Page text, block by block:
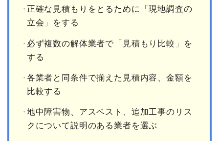
正確な見積もりをとるために「現地調査の
立会」をする
必ず複数の解体業者で「見積もり比較」を
する
各業者と同条件で揃えた見積内容、金額を
比較する
地中障害物、アスベスト、追加工事のリス
クについて説明のある業者を選ぶ